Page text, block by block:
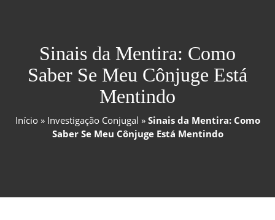
Sinais da Mentira: Como
Saber Se Meu Cônjuge Está
Mentindo
Início» Investigação Conjugal » Sinais da Mentira: Como
Saber Se Meu Cônjuge Está Mentindo